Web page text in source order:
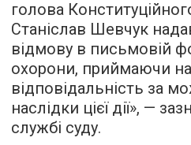
голова
Станіслав Шевчук
відмову в письмовій
охорони, приймаючи
відповідальність за
наслідки цієї дії», —
службі суду.